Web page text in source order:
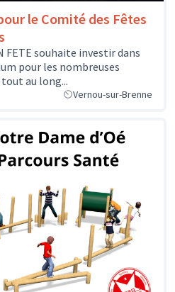
le Comité des Fêtes
FETE souhaite investir dans
pour les nombreuses
au long...
Vernou-sur-Brenne